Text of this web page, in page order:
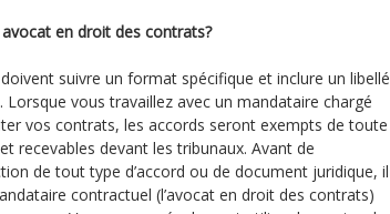
avocat en droit des contrats?
suivre un format spécifique et inclure un libellé
vous travaillez avec un mandataire chargé
vos contrats, les accords seront exempts de toute
recevables devant les tribunaux. Avant de
de tout type d’accord ou de document juridique, il
contractuel (l’avocat en droit des contrats)